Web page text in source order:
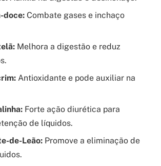
doce: Combate gases e inchaço
Melhora a digestão e reduz
Antioxidante e pode auxiliar na
Forte ação diurética para
de líquidos.
de-Leão: Promove a eliminação de